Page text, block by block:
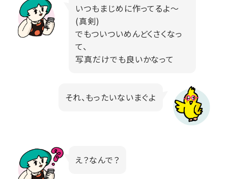
いつもまじめに作ってるよ～
(真剣)
でもついついめんどくさくなっ
て、
写真だけでも良いかなって
それ、もったいないまぐよ
え？なんで？